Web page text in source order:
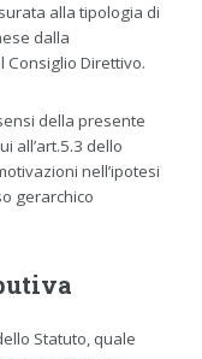
alla tipologia di
dalla
Direttivo.
della presente
all’art.5.3 dello
nell’ipotesi
gerarchico
Statuto, quale